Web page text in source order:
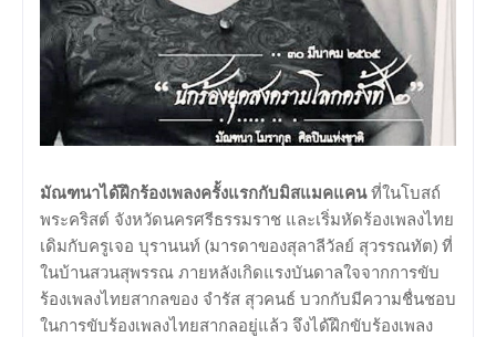
มัณฑนาได้ฝึกร้องเพลงครั้งแรกกับมิสแมคแคนที่ในโบสถ์
พระคริสต์ จังหวัดนครศรีธรรมราช และเริ่มหัดร้องเพลงไทย
เดิมกับครูเจอ บุรานนท์ (มารดาของสุลาลีวัลย์ สุวรรณทัต) ที่
ในบ้านสวนสุพรรณ ภายหลังเกิดแรงบันดาลใจจากการขับ
ร้องเพลงไทยสากลของ จำรัส สุวคนธ์ บวกกับมีความชื่นชอบ
ในการขับร้องเพลงไทยสากลอยู่แล้ว จึงได้ฝึกขับร้องเพลง